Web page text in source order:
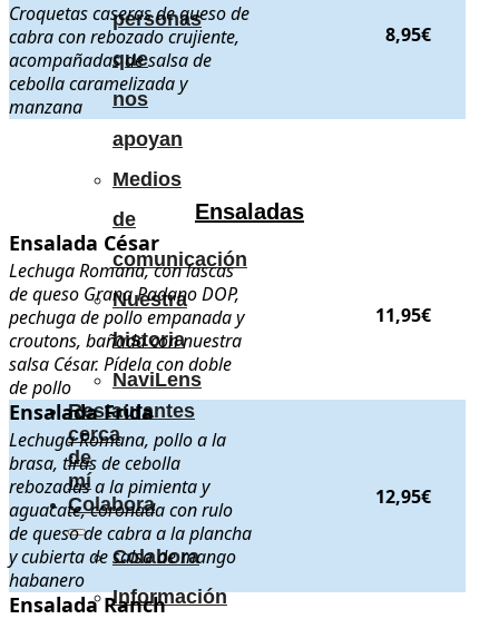
personas
que
nos
apoyan
Medios
de
comunicación
Nuestra
historia
NaviLens
Restaurantes
cerca
de
mí
Colabora
Colabora
Información
Croquetas caseras de queso de
cabra con rebozado crujiente,
acompañadas de salsa de
cebolla caramelizada y
manzana
8,95€
Ensaladas
Ensalada César . Lechuga Romana, con lascas de queso Grana
Ensalada César
Lechuga Romana, con lascas
de queso Grana Padano DOP,
pechuga de pollo empanada y
croutons, bañada con nuestra
salsa César. Pídela con doble
de pollo
11,95€
Ensalada Frida . Lechuga Romana, pollo a la brasa, tiras de cebolla
Ensalada Frida
Lechuga Romana, pollo a la
brasa, tiras de cebolla
rebozadas a la pimienta y
aguacate, coronada con rulo
de queso de cabra a la plancha
y cubierta de salsa de mango
habanero
12,95€
Ensalada Ranch . Lechuga Iceberg, tomates cherry, pollo a la brasa,
Ensalada Ranch